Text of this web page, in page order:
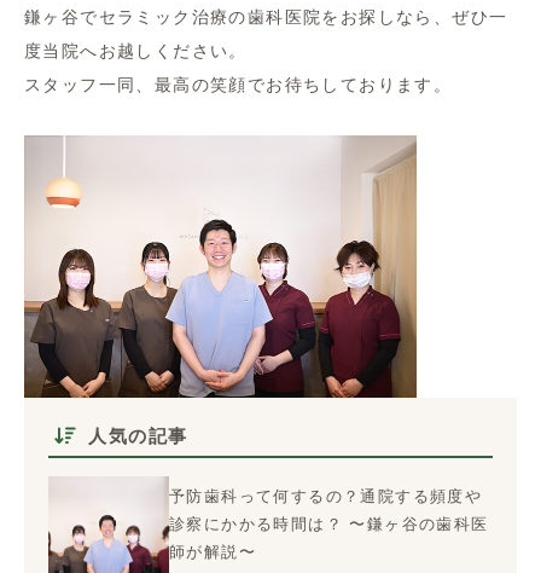
鎌ヶ谷でセラミック治療の歯科医院をお探しなら、ぜひ一
度当院へお越しください。
スタッフ一同、最高の笑顔でお待ちしております。
人気の記事
予防歯科って何するの？通院する頻度や
診察にかかる時間は？ 〜鎌ヶ谷の歯科医
師が解説〜